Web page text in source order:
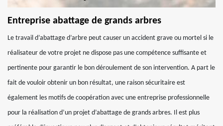
Entreprise abattage de grands arbres
Le travail d’abattage d’arbre peut causer un accident grave ou mortel si le
réalisateur de votre projet ne dispose pas une compétence suffisante et
pertinente pour garantir le bon déroulement de son intervention. A part le
fait de vouloir obtenir un bon résultat, une raison sécuritaire est
également les motifs de coopération avec une entreprise professionnelle
pour la réalisation d’un projet d’abattage de grands arbres. Il est plus